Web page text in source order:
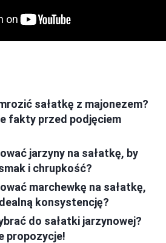
sałatkę z majonezem?
fakty przed podjęciem
jarzyny na sałatkę, by
i chrupkość?
marchewkę na sałatkę,
konsystencję?
do sałatki jarzynowej?
propozycje!